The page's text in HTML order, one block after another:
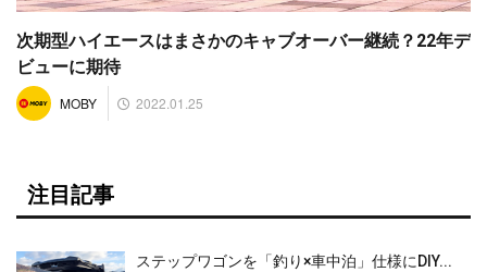
次期型ハイエースはまさかのキャブオーバー継続？22年デ
ビューに期待
MOBY 2022.01.25
注目記事
ステップワゴンを「釣り×車中泊」仕様にDIY...